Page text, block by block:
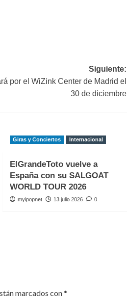
Siguiente:
por el WiZink Center de Madrid el
30 de diciembre
Giras y Conciertos Internacional
ElGrandeToto vuelve a
España con su SALGOAT
WORLD TOUR 2026
myipopnet 13 julio 2026 0
marcados con*